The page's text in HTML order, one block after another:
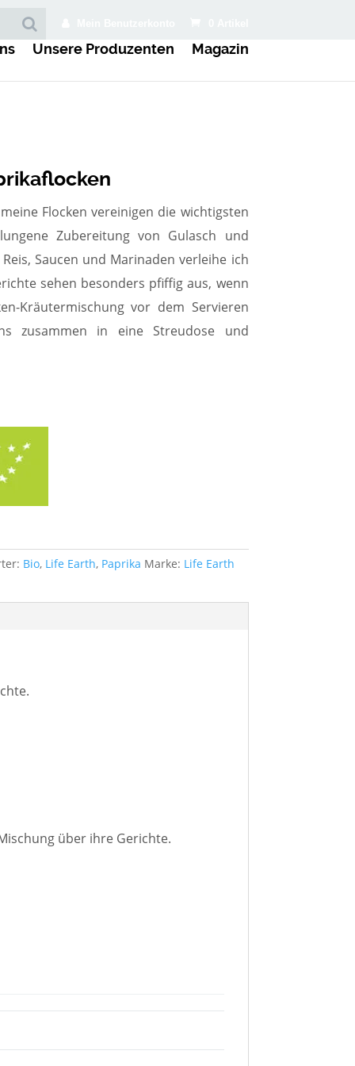
Unsere Produzenten Magazin
Flocken vereinigen die wichtigsten
Zubereitung von Gulasch und
Saucen und Marinaden verleihe ich
sehen besonders pfiffig aus, wenn
Kräutermischung vor dem Servieren
zusammen in eine Streudose und
Bio, Life Earth, Paprika Marke: Life Earth
über ihre Gerichte.